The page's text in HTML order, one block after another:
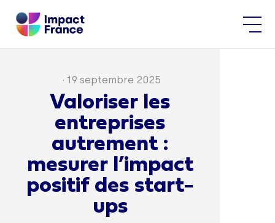
· 19 septembre 2025
Valoriser les
entreprises
autrement :
mesurer l’impact
positif des start-
ups